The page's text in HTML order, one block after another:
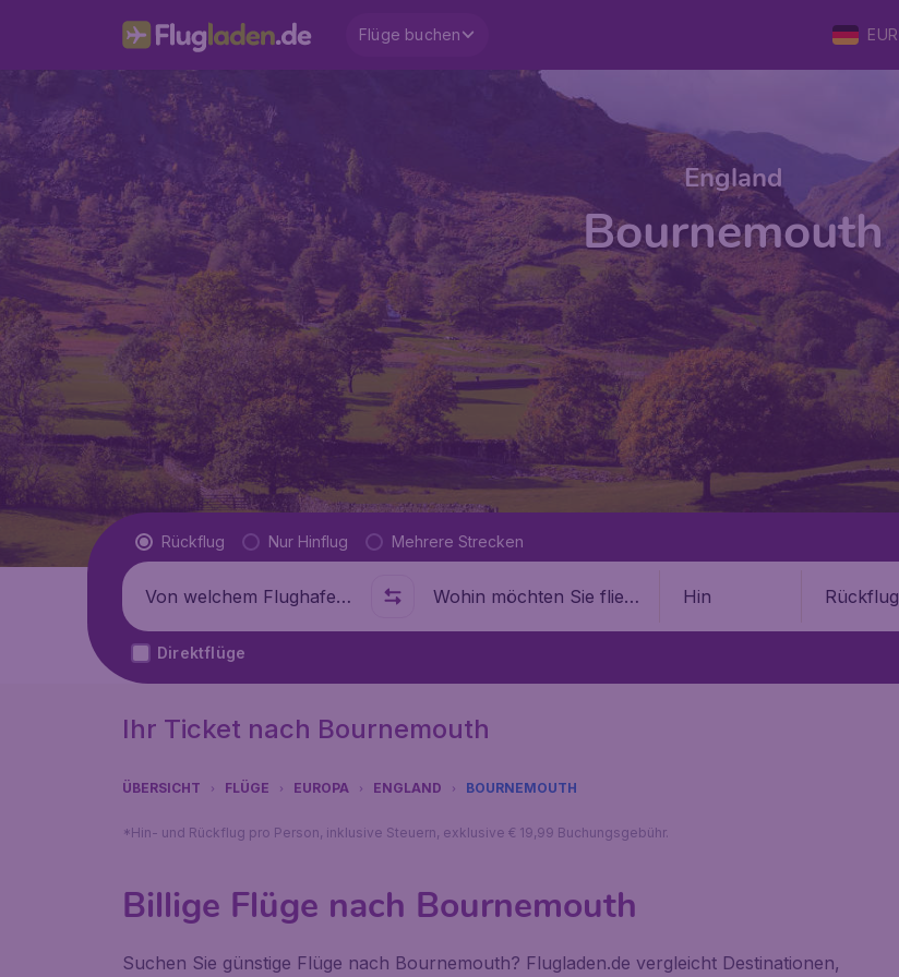
Flüge buchen EUR
England
Bournemouth
Flugtyp
Rückflug Nur Hinflug Mehrere Strecken
Abflug von Wohin Hin Rückflug
Direktflüge
Ihr Ticket nach Bournemouth
ÜBERSICHT FLÜGE EUROPA ENGLAND BOURNEMOUTH
*Hin- und Rückflug pro Person, inklusive Steuern, exklusive € 19,99 Buchungsgebühr.
Billige Flüge nach Bournemouth
Suchen Sie günstige Flüge nach Bournemouth? Flugladen.de vergleicht Destinationen,